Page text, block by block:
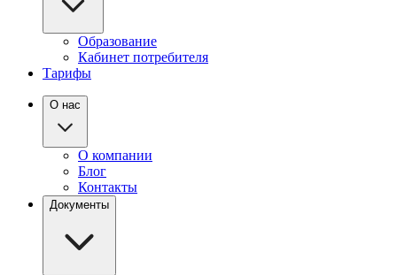
Образование
Кабинет потребителя
Тарифы
О нас
О компании
Блог
Контакты
Документы